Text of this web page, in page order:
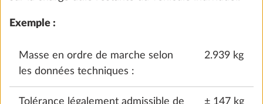
Exemple :
Masse en ordre de marche selon
les données techniques :
2.939 kg
Tolérance légalement admissible de
± 147 kg